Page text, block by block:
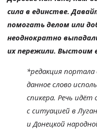
сила в единстве.
помогать делом или
неоднократно
их пережили. Выстоим
*редакция
данное слово
спикера. Речь идёт
с ситуацией в
и Донецкой